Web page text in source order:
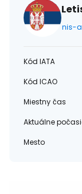
nis-
Kód IATA
Kód ICAO
Miestny čas
Aktuálne
Mesto